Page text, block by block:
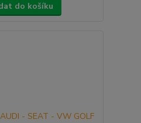
do košíku